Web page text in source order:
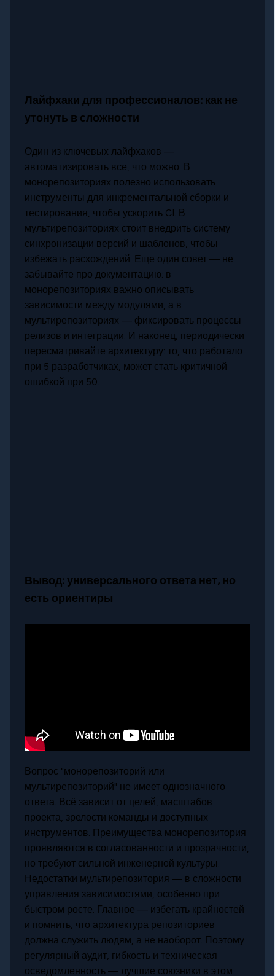
Лайфхаки для профессионалов: как не
утонуть в сложности
Один из ключевых лайфхаков —
автоматизировать все, что можно. В
монорепозиториях полезно использовать
инструменты для инкрементальной сборки и
тестирования, чтобы ускорить CI. В
мультирепозиториях стоит внедрить систему
синхронизации версий и шаблонов, чтобы
избежать расхождений. Еще один совет — не
забывайте про документацию: в
монорепозиториях важно описывать
зависимости между модулями, а в
мультирепозиториях — фиксировать процессы
релизов и интеграции. И наконец, периодически
пересматривайте архитектуру: то, что работало
при 5 разработчиках, может стать критичной
ошибкой при 50.
Вывод: универсального ответа нет, но
есть ориентиры
Вопрос "монорепозиторий или
мультирепозиторий" не имеет однозначного
ответа. Всё зависит от целей, масштабов
проекта, зрелости команды и доступных
инструментов. Преимущества монорепозитория
проявляются в согласованности и прозрачности,
но требуют сильной инженерной культуры.
Недостатки мультирепозитория — в сложности
управления зависимостями, особенно при
быстром росте. Главное — избегать крайностей
и помнить, что архитектура репозиториев
должна служить людям, а не наоборот. Поэтому
регулярный аудит, гибкость и техническая
осведомленность — лучшие союзники в этом